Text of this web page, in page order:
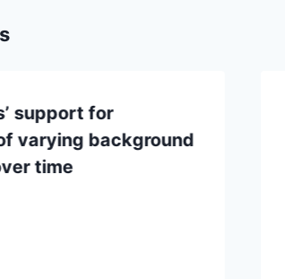
support for
varying background
time